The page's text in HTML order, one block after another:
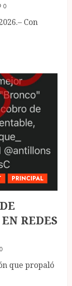
0
Con
PRINCIPAL
REDES
0
que propaló